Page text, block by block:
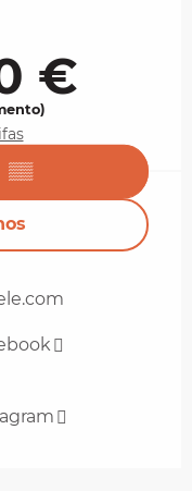
€
▒▒